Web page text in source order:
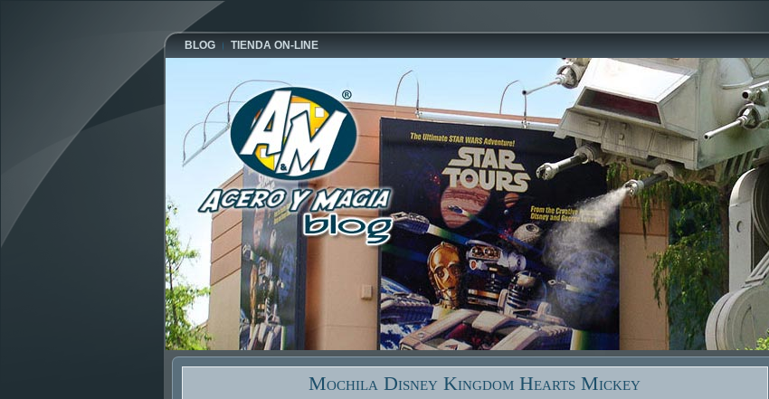
BLOG TIENDA ON-LINE
Mochila Disney Kingdom Hearts Mickey